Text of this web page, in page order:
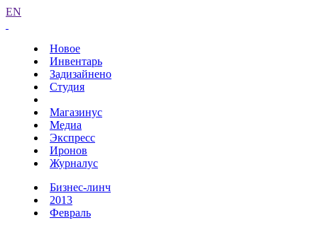
EN
Новое
Инвентарь
Задизайнено
Студия
Магазинус
Медиа
Экспресс
Иронов
Журналус
Бизнес-линч
2013
Февраль